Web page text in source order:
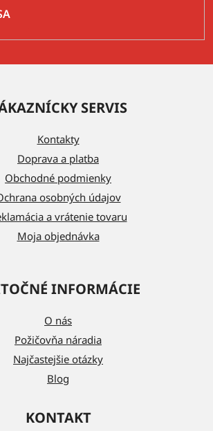
SERVIS
Kontakty
Doprava a platba
Obchodné podmienky
osobných údajov
a vrátenie tovaru
Moja objednávka
INFORMÁCIE
O nás
Požičovňa náradia
Najčastejšie otázky
Blog
KONTAKT